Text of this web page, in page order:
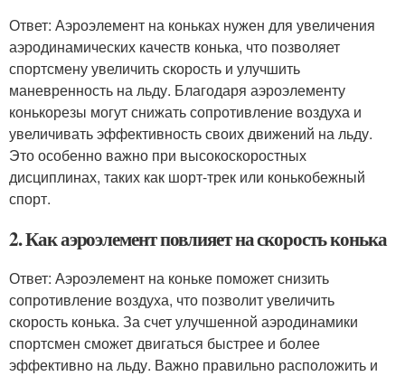
Ответ: Аэроэлемент на коньках нужен для увеличения
аэродинамических качеств конька, что позволяет
спортсмену увеличить скорость и улучшить
маневренность на льду. Благодаря аэроэлементу
конькорезы могут снижать сопротивление воздуха и
увеличивать эффективность своих движений на льду.
Это особенно важно при высокоскоростных
дисциплинах, таких как шорт-трек или конькобежный
спорт.
2. Как аэроэлемент повлияет на скорость конька
Ответ: Аэроэлемент на коньке поможет снизить
сопротивление воздуха, что позволит увеличить
скорость конька. За счет улучшенной аэродинамики
спортсмен сможет двигаться быстрее и более
эффективно на льду. Важно правильно расположить и